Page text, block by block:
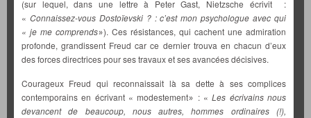
(sur lequel, dans une lettre à Peter Gast, Nietzsche écrivit :
« Connaissez-vous Dostoïevski ? : c’est mon psychologue avec qui
« je me comprends»). Ces résistances, qui cachent une admiration
profonde, grandissent Freud car ce dernier trouva en chacun d’eux
des forces directrices pour ses travaux et ses avancées décisives.
Courageux Freud qui reconnaissait là sa dette à ses complices
contemporains en écrivant « modestement» : «Les écrivains nous
devancent de beaucoup, nous autres, hommes ordinaires (!),